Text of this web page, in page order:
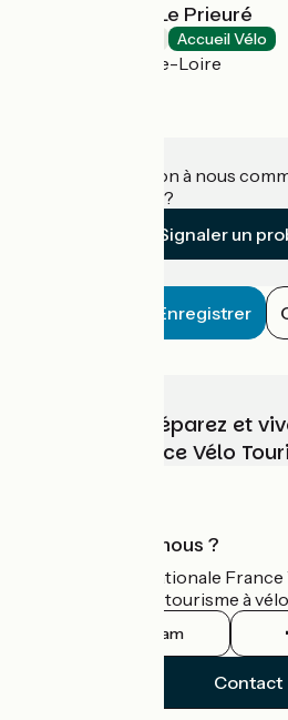
Hôtel Château Le Prieuré
Accueil Vélo
Gennes-Val-de-Loire
Une information à nous
établissement ?
Signaler un
Enregistrer
Choisissez, préparez et
vélo avec France Vélo
Qui sommes-nous ?
L'association nationale
guide officiel du tourisme à
Instagram
Contact